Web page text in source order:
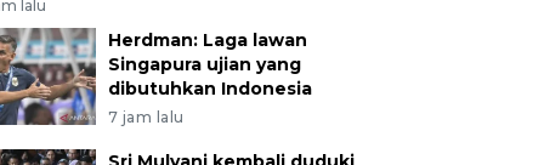
lalu
Herdman: Laga lawan
Singapura ujian yang
dibutuhkan Indonesia
7 jam lalu